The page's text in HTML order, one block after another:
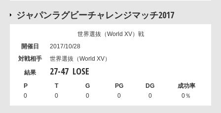
ジャパンラグビーチャレンジマッチ2017
世界選抜（World XV）戦
2017/10/28
世界選抜（World XV）
27-47 LOSE
0 0 0 0 0 0％